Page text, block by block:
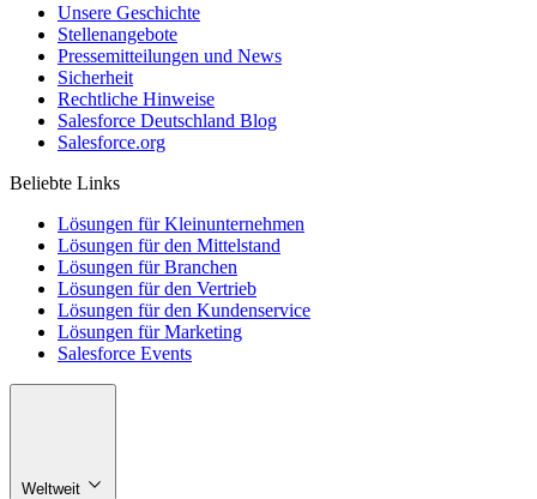
Unsere Geschichte
Stellenangebote
Pressemitteilungen und News
Sicherheit
Rechtliche Hinweise
Salesforce Deutschland Blog
Salesforce.org
Beliebte Links
Lösungen für Kleinunternehmen
Lösungen für den Mittelstand
Lösungen für Branchen
Lösungen für den Vertrieb
Lösungen für den Kundenservice
Lösungen für Marketing
Salesforce Events
Weltweit